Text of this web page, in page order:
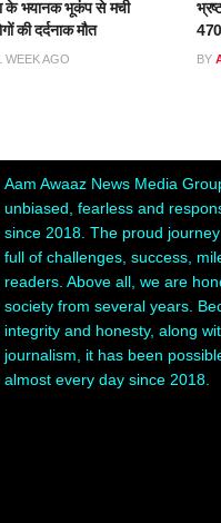
के भयानक भूकंप से मची
की दर्दनाक मौत
WEEK AGO BY
Aam Awaaz News Media
unbiased, fearless and
since 2018. The proud
full of challenges, success,
readers. Above all, we are
society from several years.
integrity and honesty, along
journalism, it has been
almost every day since 2018.